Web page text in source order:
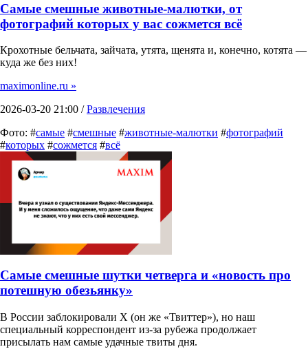
Самые смешные животные-малютки, от
фотографий которых у вас сожмется всё
Крохотные бельчата, зайчата, утята, щенята и, конечно, котята —
куда же без них!
maximonline.ru »
2026-03-20 21:00 /Развлечения
Фото: #самые #смешные #животные-малютки #фотографий
#которых #сожмется #всё
Самые смешные шутки четверга и «новость про
потешную обезьянку»
В России заблокировали X (он же «Твиттер»), но наш
специальный корреспондент из-за рубежа продолжает
присылать нам самые удачные твиты дня.